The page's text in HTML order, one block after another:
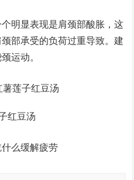
明显表现是肩颈部酸胀，这
部承受的负荷过重导致。建
运动。
红豆汤
么缓解疲劳